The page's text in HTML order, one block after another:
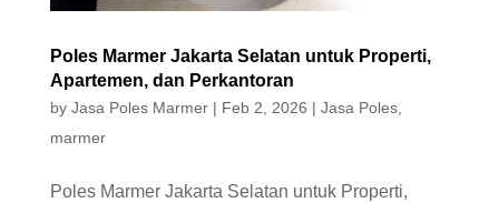
Poles Marmer Jakarta Selatan untuk Properti,
Apartemen, dan Perkantoran
by Jasa Poles Marmer| Feb 2, 2026 | Jasa Poles,
marmer
Poles Marmer Jakarta Selatan untuk Properti,